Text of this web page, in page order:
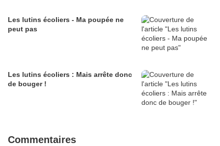
Les lutins écoliers - Ma poupée ne
peut pas
Les lutins écoliers : Mais arrête donc
de bouger !
Commentaires